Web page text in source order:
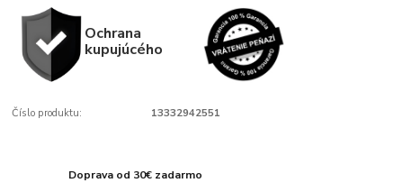
Ochrana
kupujúcého
Číslo produktu: 13332942551
Doprava od 30€ zadarmo